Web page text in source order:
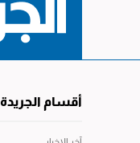
أقسام الجريدة